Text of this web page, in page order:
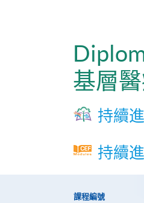
基層
持續
持續
課程編號